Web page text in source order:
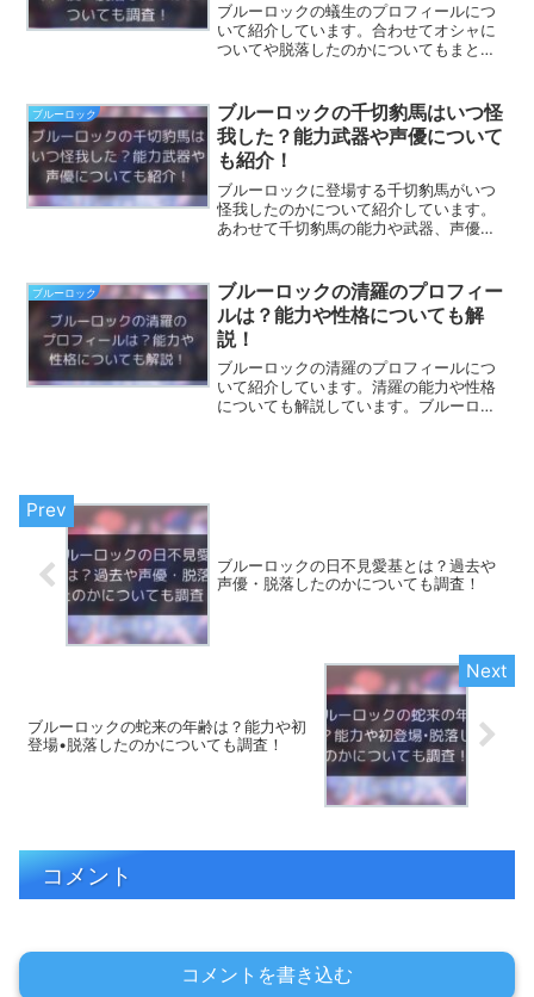
ブルーロックの蟻生のプロフィールにつ
いて紹介しています。合わせてオシャに
ついてや脱落したのかについてもまとめ
ールから順に全貌を明かしていきます。
ブルーロック
ブルーロックの千切豹馬はいつ怪
我した？能力武器や声優について
も紹介！
ブルーロックに登場する千切豹馬がいつ
怪我したのかについて紹介しています。
あわせて千切豹馬の能力や武器、声優に
いる千切豹馬についてぜひご覧くださ
い。
ブルーロック
ブルーロックの清羅のプロフィー
ルは？能力や性格についても解
説！
ブルーロックの清羅のプロフィールにつ
いて紹介しています。清羅の能力や性格
についても解説しています。ブルーロッ
ブルーロックの日不見愛基とは？過去や
声優・脱落したのかについても調査！
ブルーロックの蛇来の年齢は？能力や初
登場•脱落したのかについても調査！
コメント
コメントを書き込む